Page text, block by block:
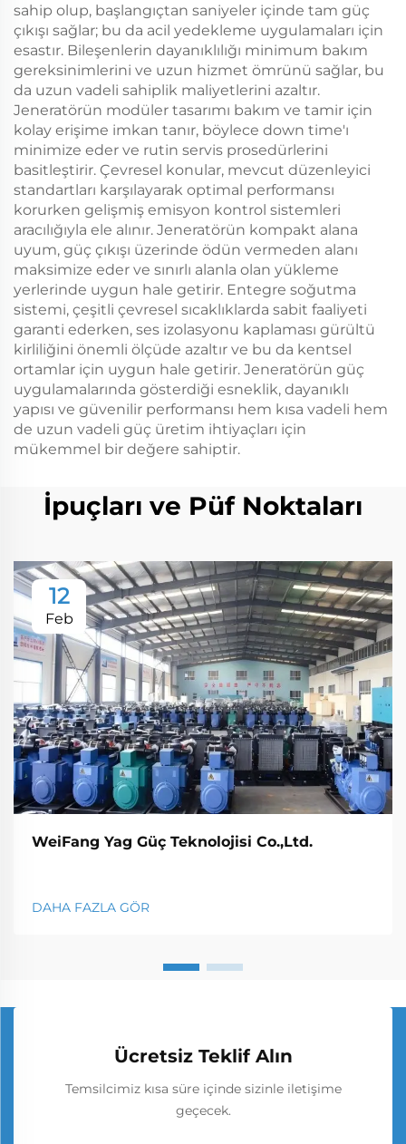
sahip olup, başlangıçtan saniyeler içinde tam güç
çıkışı sağlar; bu da acil yedekleme uygulamaları için
esastır. Bileşenlerin dayanıklılığı minimum bakım
gereksinimlerini ve uzun hizmet ömrünü sağlar, bu
da uzun vadeli sahiplik maliyetlerini azaltır.
Jeneratörün modüler tasarımı bakım ve tamir için
kolay erişime imkan tanır, böylece down time'ı
minimize eder ve rutin servis prosedürlerini
basitleştirir. Çevresel konular, mevcut düzenleyici
standartları karşılayarak optimal performansı
korurken gelişmiş emisyon kontrol sistemleri
aracılığıyla ele alınır. Jeneratörün kompakt alana
uyum, güç çıkışı üzerinde ödün vermeden alanı
maksimize eder ve sınırlı alanla olan yükleme
yerlerinde uygun hale getirir. Entegre soğutma
sistemi, çeşitli çevresel sıcaklıklarda sabit faaliyeti
garanti ederken, ses izolasyonu kaplaması gürültü
kirliliğini önemli ölçüde azaltır ve bu da kentsel
ortamlar için uygun hale getirir. Jeneratörün güç
uygulamalarında gösterdiği esneklik, dayanıklı
yapısı ve güvenilir performansı hem kısa vadeli hem
de uzun vadeli güç üretim ihtiyaçları için
mükemmel bir değere sahiptir.
İpuçları ve Püf Noktaları
12
Feb
WeiFang Yag Güç Teknolojisi Co.,Ltd.
DAHA FAZLA GÖR
Ücretsiz Teklif Alın
Temsilcimiz kısa süre içinde sizinle iletişime
geçecek.